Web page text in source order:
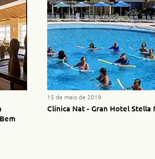
15 de maio de 2019
Clínica Nat - Gran Hotel Stella